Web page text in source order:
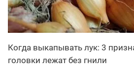
Когда выкапывать лук: 3
головки лежат без гнили